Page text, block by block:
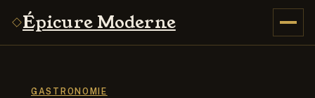
Épicure Moderne
GASTRONOMIE